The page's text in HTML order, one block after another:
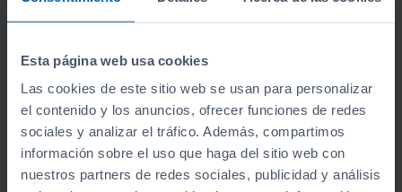
Esta página web usa cookies
Las cookies de este sitio web se usan para personalizar
el contenido y los anuncios, ofrecer funciones de redes
sociales y analizar el tráfico. Además, compartimos
información sobre el uso que haga del sitio web con
nuestros partners de redes sociales, publicidad y análisis
Revisión de250 puntos revisadospor nuestro
equipo de profesionales.